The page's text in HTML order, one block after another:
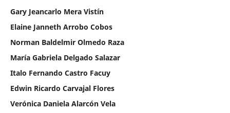
Gary Jeancarlo Mera Vistín
Elaine Janneth Arrobo Cobos
Norman Baldelmir Olmedo Raza
María Gabriela Delgado Salazar
Italo Fernando Castro Facuy
Edwin Ricardo Carvajal Flores
Verónica Daniela Alarcón Vela